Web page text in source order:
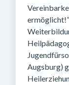
Augsburg)